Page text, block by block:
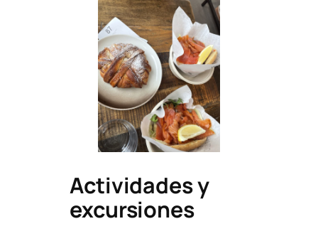
Actividades y
excursiones